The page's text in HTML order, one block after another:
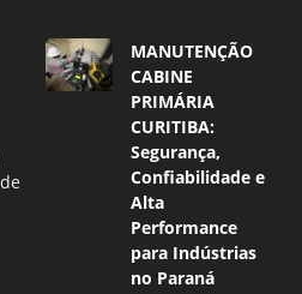
MANUTENÇÃO
CABINE
PRIMÁRIA
CURITIBA:
Segurança,
Confiabilidade e
Alta
Performance
para Indústrias
no Paraná